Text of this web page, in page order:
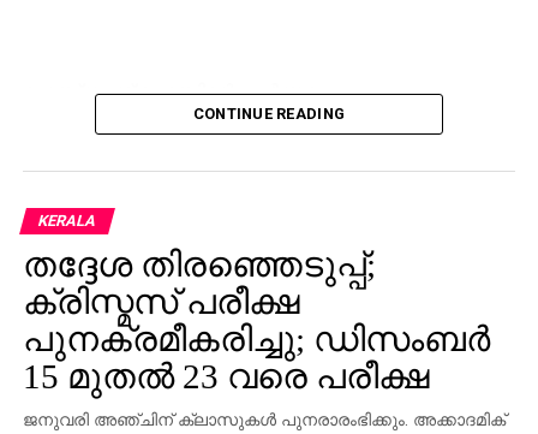
ഫേസ്ബുക്ക് പോസ്റ്റിന്റെ പൂർണരൂപം:
കുറച്ചു ദിവസം മുൻപ് കുവൈറ്റിൽ നിന്നും
നാട്ടിലേക്കുള്ള മടക്ക യാത്രയിലാണ് കുവൈറ്റ്‌
എയർവേസ് ഫ്ലൈറ്റിൽ “ഭ്രമയുഗം” മൂവി കണ്ടത്.
അപ്പോൾ മനസ്സിൽ ചോദിച്ച ചോദ്യമാണ് മുകളിൽ
കുറിച്ചത്
ഇന്ത്യൻ സിനിമയിൽ method acting ഇൽ മമ്മൂട്ടി
അവസാന വാക്കാണ്. പരകായ പ്രവേശം അതിന്റെ
ഔന്നത്യം പ്രാപിക്കുന്നു ഈ മഹാ നടനിൽ. ഒരു കഥാ
CONTINUE READING
KERALA
തദ്ദേശ തിരഞ്ഞെടുപ്പ്;
ക്രിസ്മസ് പരീക്ഷ
പുനക്രമീകരിച്ചു; ഡിസംബര്‍
15 മുതല്‍ 23 വരെ പരീക്ഷ
ജനുവരി അഞ്ചിന് ക്ലാസുകള്‍ പുനരാരംഭിക്കും. അക്കാദമിക്